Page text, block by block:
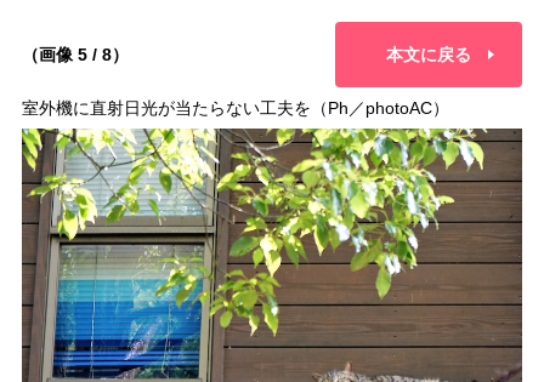
（画像 5 / 8） 本文に戻る
室外機に直射日光が当たらない工夫を（Ph／photoAC）